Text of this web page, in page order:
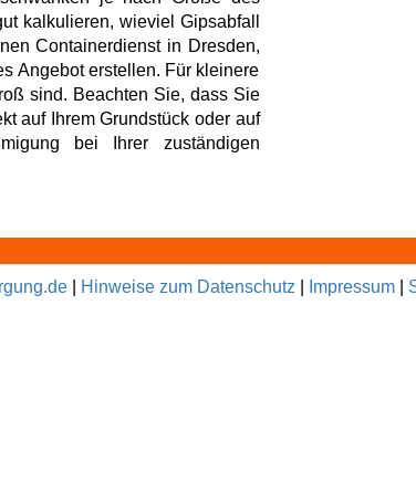
kalkulieren, wieviel Gipsabfall
Containerdienst in Dresden,
Angebot erstellen. Für kleinere
sind. Beachten Sie, dass Sie
auf Ihrem Grundstück oder auf
bei Ihrer zuständigen
| Hinweise zum Datenschutz Impressum|